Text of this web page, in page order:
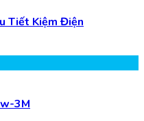
Tiết Kiệm Điện
3M